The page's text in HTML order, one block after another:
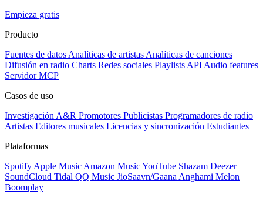
Empieza gratis
Producto
Fuentes de datos Analíticas de artistas Analíticas de canciones
Difusión en radio Charts Redes sociales Playlists API Audio features
Servidor MCP
Casos de uso
Investigación A&R Promotores Publicistas Programadores de radio
Artistas Editores musicales Licencias y sincronización Estudiantes
Plataformas
Spotify Apple Music Amazon MusicYouTube Shazam Deezer
SoundCloud Tidal QQ Music JioSaavn/Gaana Anghami Melon
Boomplay